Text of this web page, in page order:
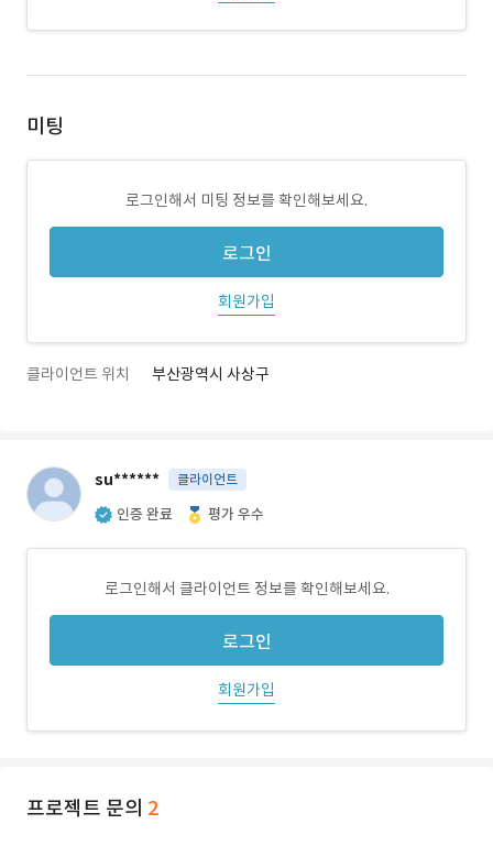
미팅
로그인해서 미팅 정보를 확인해보세요.
로그인
회원가입
클라이언트 위치 부산광역시 사상구
su****** 클라이언트
인증 완료 평가 우수
로그인해서 클라이언트 정보를 확인해보세요.
로그인
회원가입
프로젝트 문의 2